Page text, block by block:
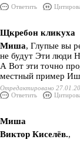
Ответить
Щкребон кликуха
Миша, Глупые вы
не будут Эти люди
А Вот эти точно
местный пример
Отредактировано
Ответить
Миша
Виктор Киселёв.,